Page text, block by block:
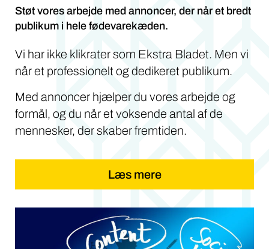
Støt vores arbejde med annoncer, der når et bredt
publikum i hele fødevarekæden.
Vi har ikke klikrater som Ekstra Bladet. Men vi
når et professionelt og dedikeret publikum.
Med annoncer hjælper du vores arbejde og
formål, og du når et voksende antal af de
mennesker, der skaber fremtiden.
Læs mere